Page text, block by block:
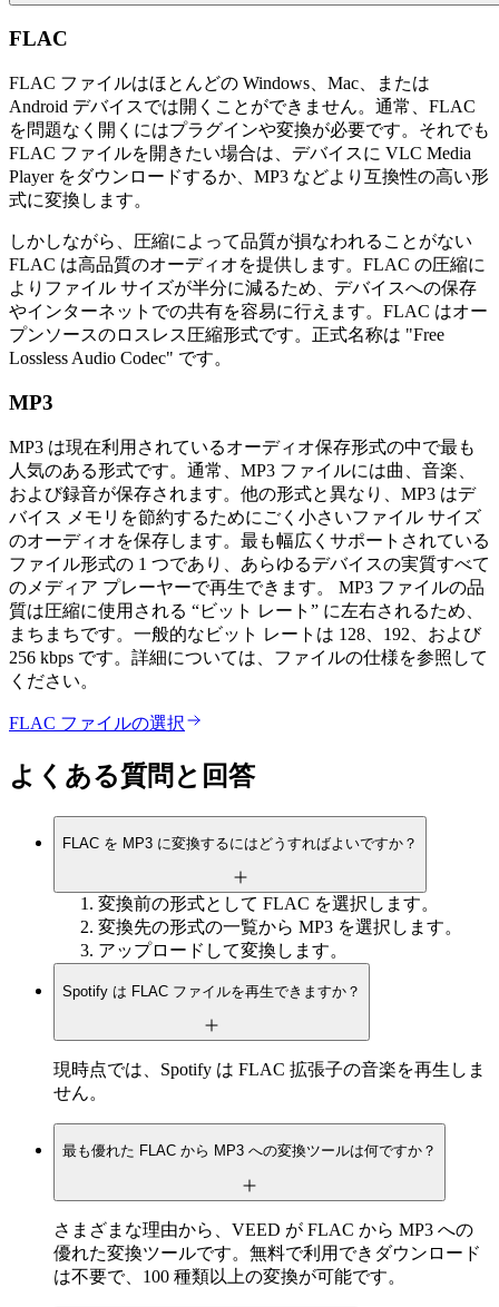
FLAC
FLAC ファイルはほとんどの Windows、Mac、または
Android デバイスでは開くことができません。通常、FLAC
を問題なく開くにはプラグインや変換が必要です。それでも
FLAC ファイルを開きたい場合は、デバイスに VLC Media
Player をダウンロードするか、MP3 などより互換性の高い形
式に変換します。
しかしながら、圧縮によって品質が損なわれることがない
FLAC は高品質のオーディオを提供します。FLAC の圧縮に
よりファイル サイズが半分に減るため、デバイスへの保存
やインターネットでの共有を容易に行えます。FLAC はオー
プンソースのロスレス圧縮形式です。正式名称は "Free
Lossless Audio Codec" です。
MP3
MP3 は現在利用されているオーディオ保存形式の中で最も
人気のある形式です。通常、MP3 ファイルには曲、音楽、
および録音が保存されます。他の形式と異なり、MP3 はデ
バイス メモリを節約するためにごく小さいファイル サイズ
のオーディオを保存します。最も幅広くサポートされている
ファイル形式の 1 つであり、あらゆるデバイスの実質すべて
のメディア プレーヤーで再生できます。 MP3 ファイルの品
質は圧縮に使用される “ビット レート” に左右されるため、
まちまちです。一般的なビット レートは 128、192、および
256 kbps です。詳細については、ファイルの仕様を参照して
ください。
FLAC ファイルの選択
よくある質問と回答
FLAC を MP3 に変換するにはどうすればよいですか？
変換前の形式として FLAC を選択します。
変換先の形式の一覧から MP3 を選択します。
アップロードして変換します。
Spotify は FLAC ファイルを再生できますか？
現時点では、Spotify は FLAC 拡張子の音楽を再生しま
せん。
最も優れた FLAC から MP3 への変換ツールは何ですか？
さまざまな理由から、VEED が FLAC から MP3 への
優れた変換ツールです。無料で利用できダウンロード
は不要で、100 種類以上の変換が可能です。